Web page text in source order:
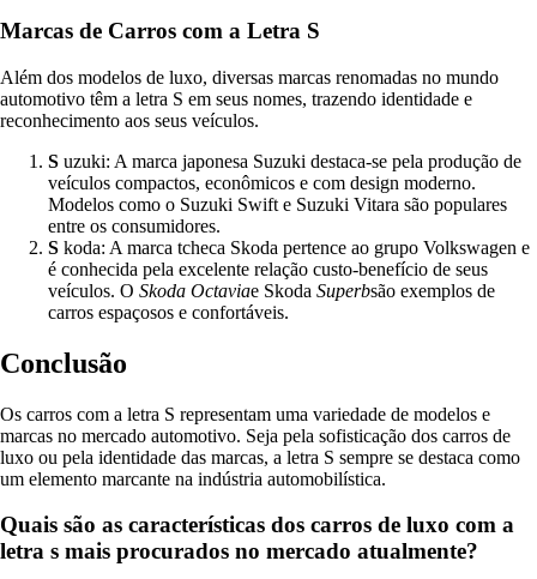
Marcas de Carros com a Letra S
Além dos modelos de luxo, diversas marcas renomadas no mundo
automotivo têm a letra S em seus nomes, trazendo identidade e
reconhecimento aos seus veículos.
S uzuki: A marca japonesa Suzuki destaca-se pela produção de
veículos compactos, econômicos e com design moderno.
Modelos como o Suzuki Swift e Suzuki Vitara são populares
entre os consumidores.
S koda: A marca tcheca Skoda pertence ao grupo Volkswagen e
é conhecida pela excelente relação custo-benefício de seus
veículos. O Skoda Octaviae Skoda Superbsão exemplos de
carros espaçosos e confortáveis.
Conclusão
Os carros com a letra S representam uma variedade de modelos e
marcas no mercado automotivo. Seja pela sofisticação dos carros de
luxo ou pela identidade das marcas, a letra S sempre se destaca como
um elemento marcante na indústria automobilística.
Quais são as características dos carros de luxo com a
letra s mais procurados no mercado atualmente?